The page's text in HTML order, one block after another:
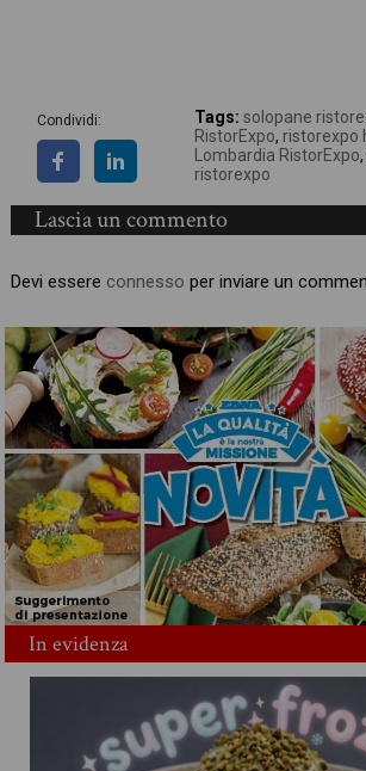
Condividi: Tags: solopane
RistorExpo, ristorexpo
Lombardia RistorExpo,
ristorexpo
Lascia un commento
Devi essere connesso per inviare un
In evidenza